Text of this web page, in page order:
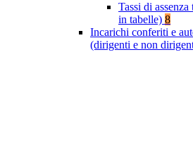
Tassi di
in tabelle) 8
Incarichi conferiti e
(dirigenti e non